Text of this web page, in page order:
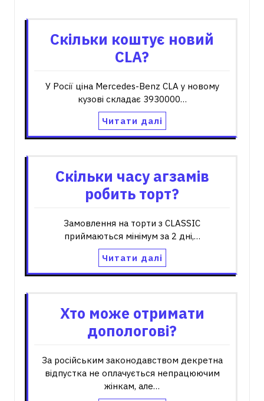
Скільки коштує новий
CLA?
У Росії ціна Mercedes-Benz CLA у новому
кузові складає 3930000…
Читати далі
Скільки часу агзамів
робить торт?
Замовлення на торти з CLASSIC
приймаються мінімум за 2 дні,…
Читати далі
Хто може отримати
допологові?
За російським законодавством декретна
відпустка не оплачується непрацюючим
жінкам, але…